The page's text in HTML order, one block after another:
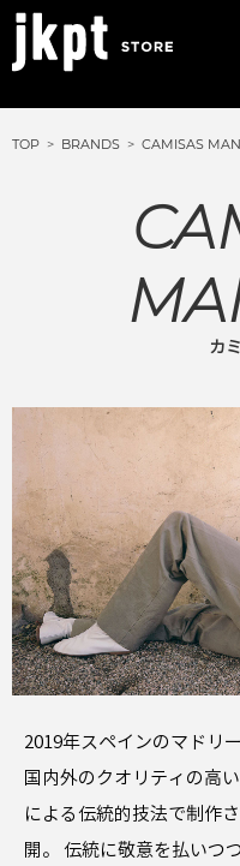
TOP BRANDS CAMISAS
カ
2019年スペインのマドリ
国内外のクオリティの高
による伝統的技法で制作
開。 伝統に敬意を払いつ